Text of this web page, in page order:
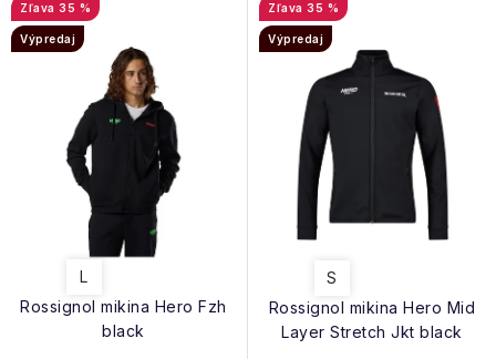
Rossignol mikina Hero Fzh
black
35 %
Výpredaj
L
Rossignol mikina Hero Mid
Layer Stretch Jkt black
35 %
Výpredaj
S